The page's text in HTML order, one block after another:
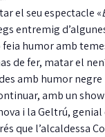
el seu espectacle «
entremig
humor amb
de fer, matar el
amb humor
amb un
i la Geltrú,
que l’alcaldessa